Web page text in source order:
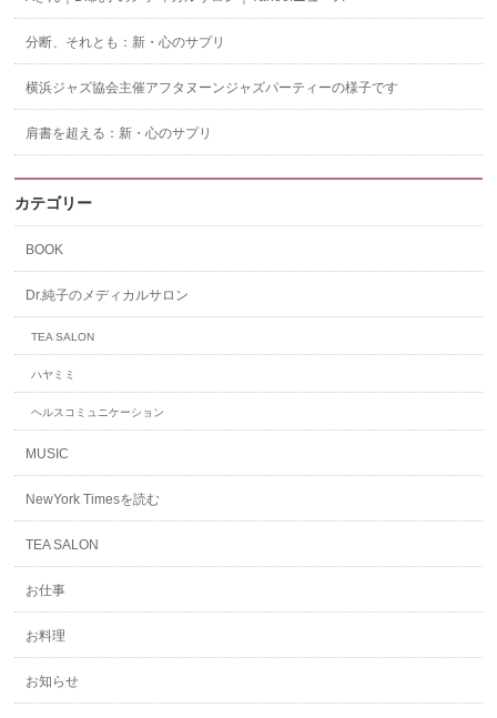
分断、それとも：新・心のサプリ
横浜ジャズ協会主催アフタヌーンジャズパーティーの様子です
肩書を超える：新・心のサプリ
カテゴリー
BOOK
Dr.純子のメディカルサロン
TEA SALON
ハヤミミ
ヘルスコミュニケーション
MUSIC
NewYork Timesを読む
TEA SALON
お仕事
お料理
お知らせ